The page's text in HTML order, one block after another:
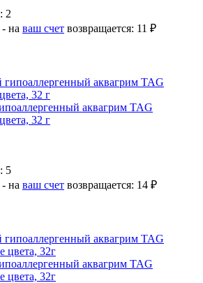
2
на ваш счет возвращается: 11 ₽
аквагрим TAG
32 г
5
на ваш счет возвращается: 14 ₽
аквагрим TAG
цвета, 32г